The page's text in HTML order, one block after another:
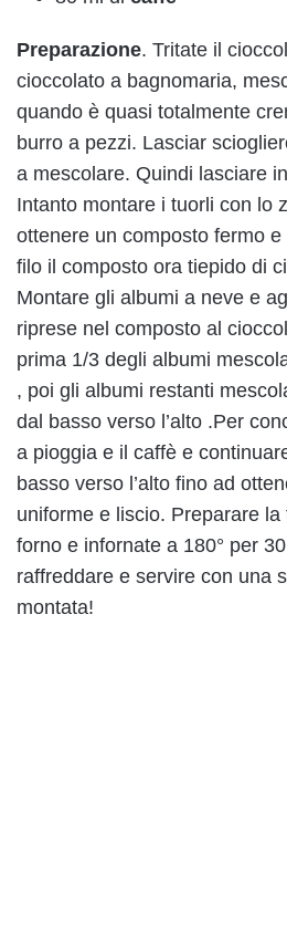
Preparazione. Tritate il
cioccolato a bagnomaria,
quando è quasi totalmente
burro a pezzi. Lasciar
a mescolare. Quindi lasciare
Intanto montare i tuorli con lo
ottenere un composto fermo
filo il composto ora tiepido di
Montare gli albumi a neve e
riprese nel composto al
prima 1/3 degli albumi
, poi gli albumi restanti
dal basso verso l’alto .Per
a pioggia e il caffè e
basso verso l’alto fino ad
uniforme e liscio. Preparare
forno e infornate a 180° per
raffreddare e servire con una
montata!